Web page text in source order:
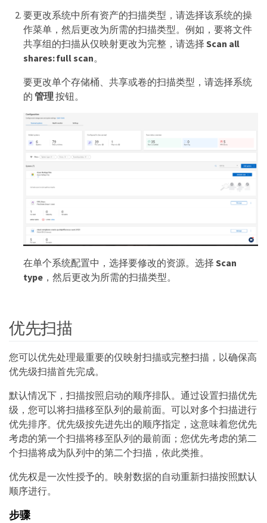
要更改系统中所有资产的扫描类型，请选择该系统的操
作菜单，然后更改为所需的扫描类型。例如，要将文件
共享组的扫描从仅映射更改为完整，请选择 Scan all
shares: full scan。
要更改单个存储桶、共享或卷的扫描类型，请选择系统
的 管理 按钮。
在单个系统配置中，选择要修改的资源。选择 Scan
type，然后更改为所需的扫描类型。
优先扫描
您可以优先处理最重要的仅映射扫描或完整扫描，以确保高
优先级扫描首先完成。
默认情况下，扫描按照启动的顺序排队。通过设置扫描优先
级，您可以将扫描移至队列的最前面。可以对多个扫描进行
优先排序。优先级按先进先出的顺序指定，这意味着您优先
考虑的第一个扫描将移至队列的最前面；您优先考虑的第二
个扫描将成为队列中的第二个扫描，依此类推。
优先权是一次性授予的。映射数据的自动重新扫描按照默认
顺序进行。
步骤